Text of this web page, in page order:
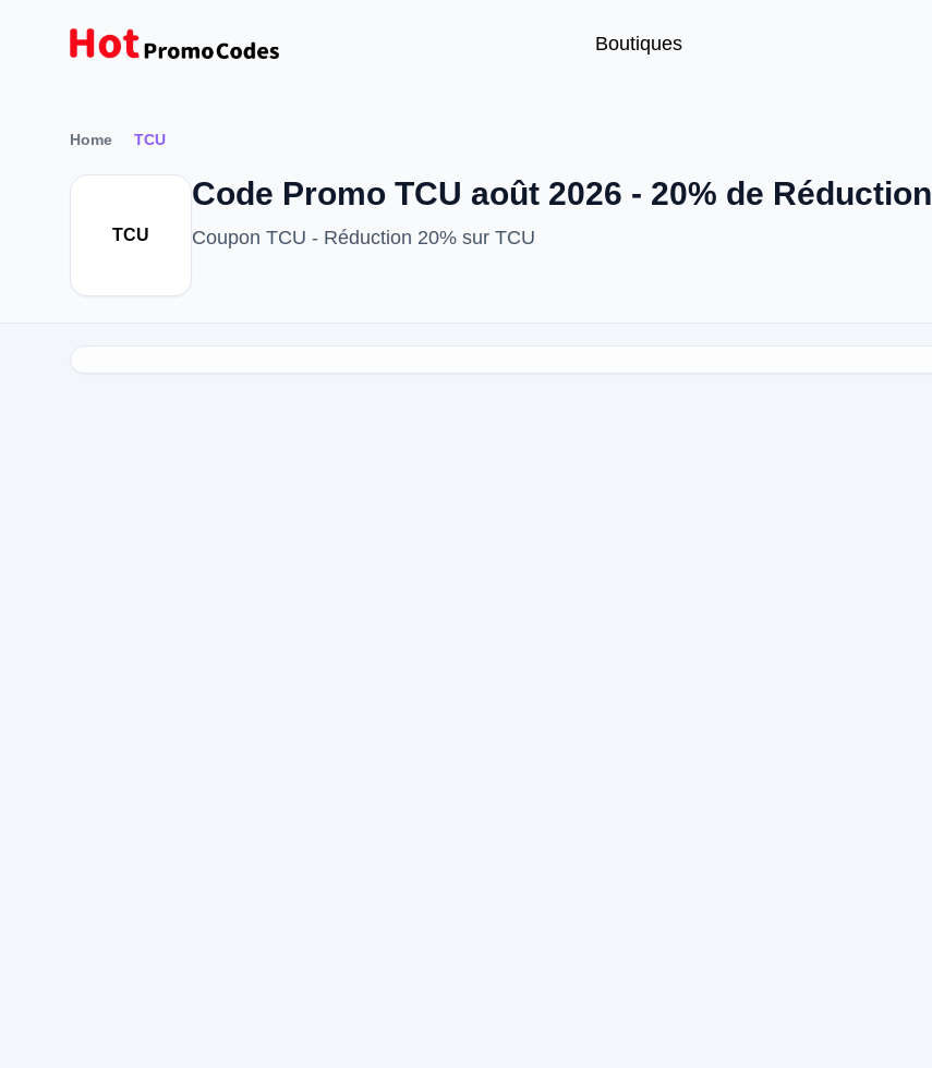
Boutiques
Home TCU
TCU
Code Promo TCU août 2026 - 20% de Réduction
Coupon TCU - Réduction 20% sur TCU